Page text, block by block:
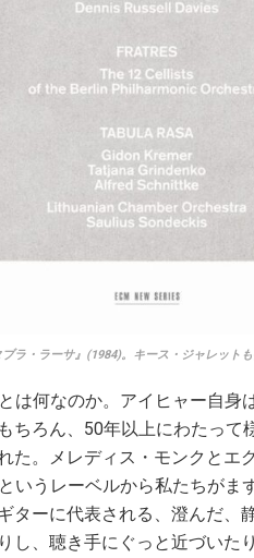
ラ・ラーサ』(1984)。キース・ジャレット
は何なのか。アイヒャー自
ちろん、50年以上にわたって
た。メレディス・モンクと
いうレーベルから私たちが
ターに代表される、澄んだ、
し、聴き手にぐっと近づいた